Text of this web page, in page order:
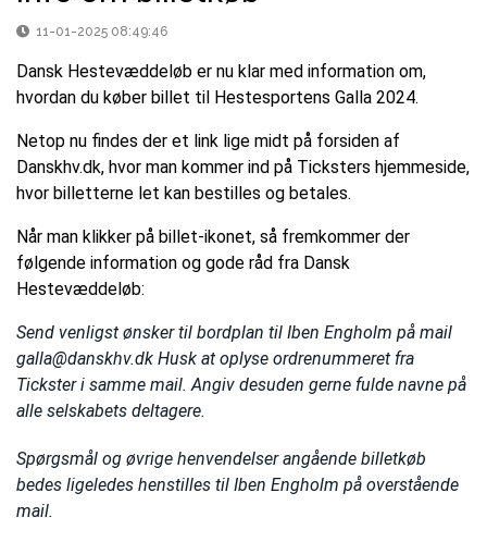
11-01-2025 08:49:46
Dansk Hestevæddeløb er nu klar med information om,
hvordan du køber billet til Hestesportens Galla 2024.
Netop nu findes der et link lige midt på forsiden af
Danskhv.dk, hvor man kommer ind på Ticksters hjemmeside,
hvor billetterne let kan bestilles og betales.
Når man klikker på billet-ikonet, så fremkommer der
følgende information og gode råd fra Dansk
Hestevæddeløb:
Send venligst ønsker til bordplan til Iben Engholm på mail
galla@danskhv.dk Husk at oplyse ordrenummeret fra
Tickster i samme mail. Angiv desuden gerne fulde navne på
alle selskabets deltagere.
Spørgsmål og øvrige henvendelser angående billetkøb
bedes ligeledes henstilles til Iben Engholm på overstående
mail.